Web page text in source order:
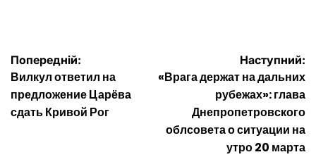
Навігація
записів
Попередній:
Вилкул ответил на
предложение Царёва
сдать Кривой Рог
Наступний:
«Врага держат на дальних
рубежах»: глава
Днепропетровского
облсовета о ситуации на
утро 20 марта